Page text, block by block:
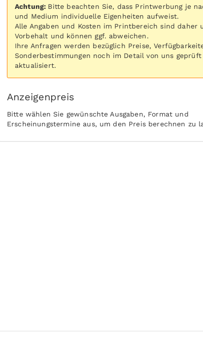
Achtung: Bitte beachten Sie, dass Printwerbung je
und Medium individuelle Eigenheiten aufweist.
Alle Angaben und Kosten im Printbereich sind daher
Vorbehalt und können ggf. abweichen.
Ihre Anfragen werden bezüglich Preise,
Sonderbestimmungen noch im Detail von uns geprüft
aktualisiert.
Anzeigenpreis
Bitte wählen Sie gewünschte Ausgaben, Format und
Erscheinungstermine aus, um den Preis berechnen zu